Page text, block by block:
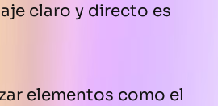
claro y directo es
elementos como el